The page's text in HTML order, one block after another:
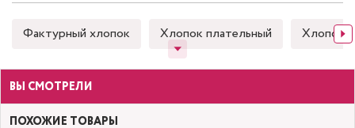
Фактурный хлопок Хлопок плательный Хлопок
ВЫ СМОТРЕЛИ
ПОХОЖИЕ ТОВАРЫ